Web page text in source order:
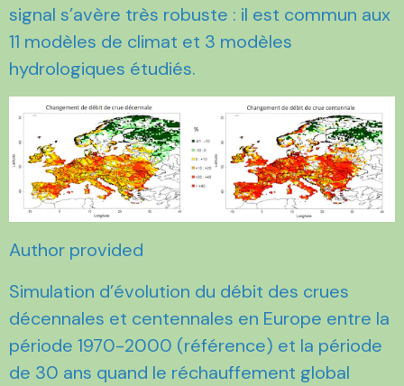
signal s’avère très robuste : il est commun aux
11 modèles de climat et 3 modèles
hydrologiques étudiés.
Author provided
Simulation d’évolution du débit des crues
décennales et centennales en Europe entre la
période 1970-2000 (référence) et la période
de 30 ans quand le réchauffement global